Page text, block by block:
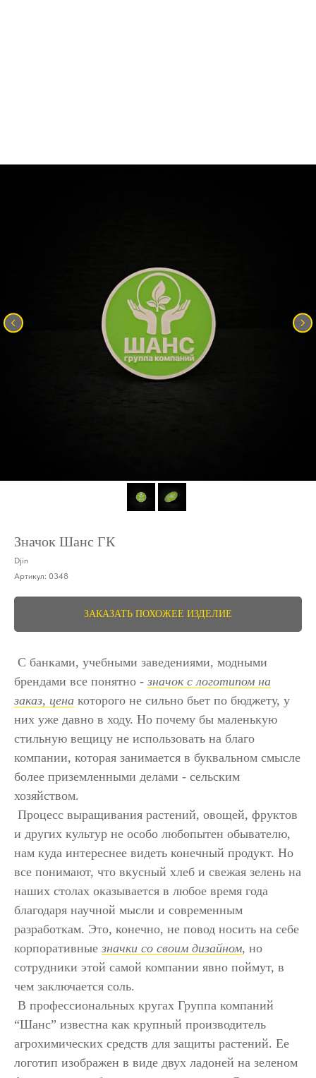
Значок Шанс ГК
Djin
Артикул: 0348
ЗАКАЗАТЬ ПОХОЖЕЕ ИЗДЕЛИЕ
С банками, учебными заведениями, модными
брендами все понятно - значок с логотипом на
заказ, цена которого не сильно бьет по бюджету, у
них уже давно в ходу. Но почему бы маленькую
стильную вещицу не использовать на благо
компании, которая занимается в буквальном смысле
более приземленными делами - сельским
хозяйством.
Процесс выращивания растений, овощей, фруктов
и других культур не особо любопытен обывателю,
нам куда интереснее видеть конечный продукт. Но
все понимают, что вкусный хлеб и свежая зелень на
наших столах оказывается в любое время года
благодаря научной мысли и современным
разработкам. Это, конечно, не повод носить на себе
корпоративные значки со своим дизайном, но
сотрудники этой самой компании явно поймут, в
чем заключается соль.
В профессиональных кругах Группа компаний
“Шанс” известна как крупный производитель
агрохимических средств для защиты растений. Ее
логотип изображен в виде двух ладоней на зеленом